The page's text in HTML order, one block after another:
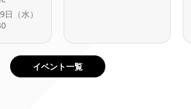
（水）
イベント一覧